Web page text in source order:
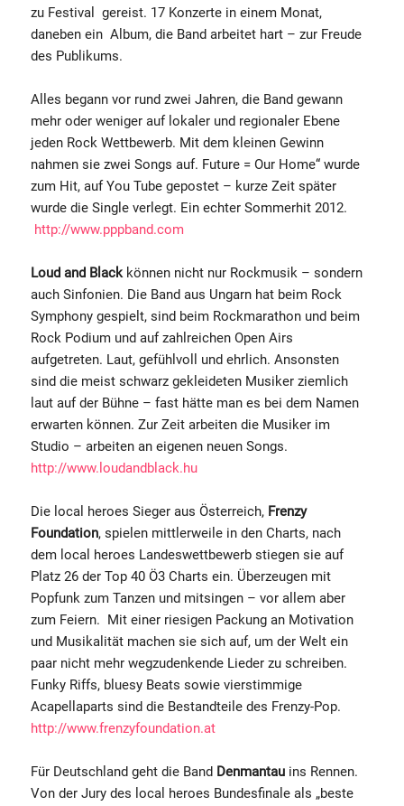
zu Festival gereist. 17 Konzerte in einem Monat,
daneben ein Album, die Band arbeitet hart – zur Freude
des Publikums.
Alles begann vor rund zwei Jahren, die Band gewann
mehr oder weniger auf lokaler und regionaler Ebene
jeden Rock Wettbewerb. Mit dem kleinen Gewinn
nahmen sie zwei Songs auf. Future = Our Home“ wurde
zum Hit, auf You Tube gepostet – kurze Zeit später
wurde die Single verlegt. Ein echter Sommerhit 2012.
http://www.pppband.com
Loud and Blackkönnen nicht nur Rockmusik – sondern
auch Sinfonien. Die Band aus Ungarn hat beim Rock
Symphony gespielt, sind beim Rockmarathon und beim
Rock Podium und auf zahlreichen Open Airs
aufgetreten. Laut, gefühlvoll und ehrlich. Ansonsten
sind die meist schwarz gekleideten Musiker ziemlich
laut auf der Bühne – fast hätte man es bei dem Namen
erwarten können. Zur Zeit arbeiten die Musiker im
Studio – arbeiten an eigenen neuen Songs.
http://www.loudandblack.hu
Die local heroes Sieger aus Österreich, Frenzy
Foundation, spielen mittlerweile in den Charts, nach
dem local heroes Landeswettbewerb stiegen sie auf
Platz 26 der Top 40 Ö3 Charts ein. Überzeugen mit
Popfunk zum Tanzen und mitsingen – vor allem aber
zum Feiern. Mit einer riesigen Packung an Motivation
und Musikalität machen sie sich auf, um der Welt ein
paar nicht mehr wegzudenkende Lieder zu schreiben.
Funky Riffs, bluesy Beats sowie vierstimmige
Acapellaparts sind die Bestandteile des Frenzy-Pop.
http://www.frenzyfoundation.at
Für Deutschland geht die Band Denmantau ins Rennen.
Von der Jury des local heroes Bundesfinale als „beste